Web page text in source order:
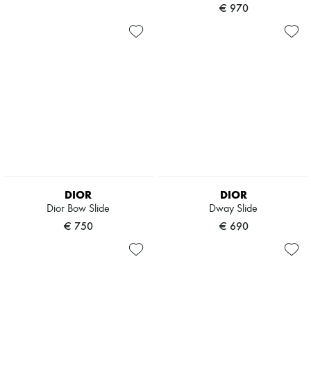
€ 970
DIOR
Dior Bow Slide
€ 750
DIOR
Dway Slide
€ 690